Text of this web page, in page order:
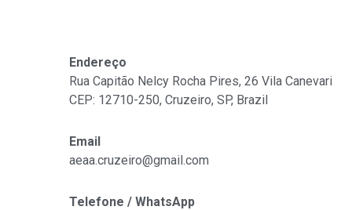
Endereço
Rua Capitão Nelcy Rocha Pires, 26 Vila Canevari
CEP: 12710-250, Cruzeiro, SP, Brazil
Email
aeaa.cruzeiro@gmail.com
Telefone / WhatsApp